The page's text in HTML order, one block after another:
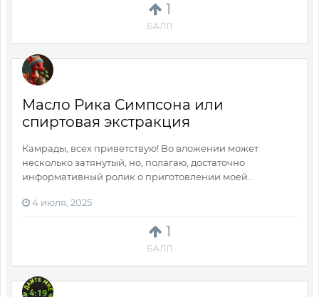
1
БАЛЛ
1
БАЛЛ
Масло Рика Симпсона или
спиртовая экстракция
Камрады, всех приветствую! Во вложении может
несколько затянутый, но, полагаю, достаточно
информативный ролик о приготовлении моей...
4 июля, 2025